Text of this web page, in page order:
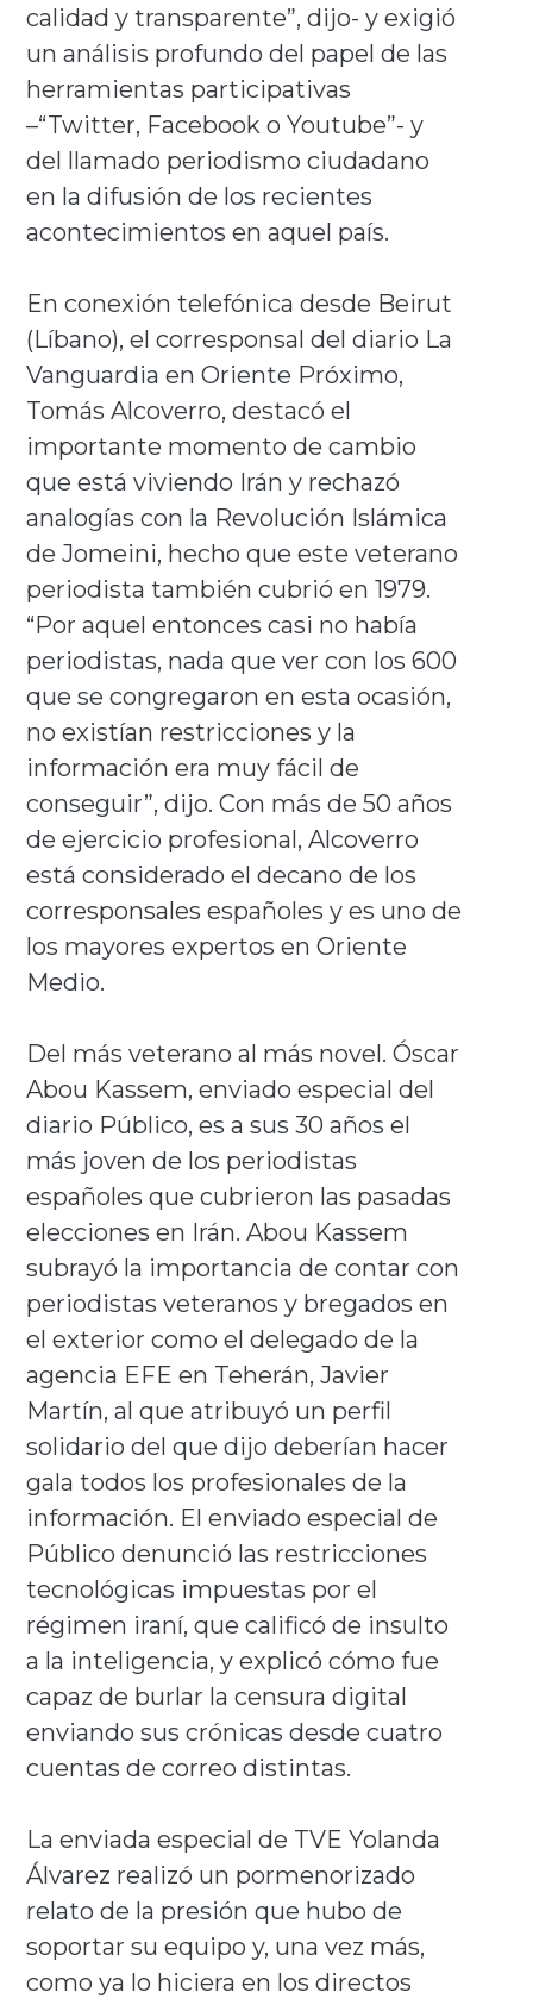
calidad y transparente”, dijo- y exigió
un análisis profundo del papel de las
herramientas participativas
–“Twitter, Facebook o Youtube”- y
del llamado periodismo ciudadano
en la difusión de los recientes
acontecimientos en aquel país.
En conexión telefónica desde Beirut
(Líbano), el corresponsal del diario La
Vanguardia en Oriente Próximo,
Tomás Alcoverro, destacó el
importante momento de cambio
que está viviendo Irán y rechazó
analogías con la Revolución Islámica
de Jomeini, hecho que este veterano
periodista también cubrió en 1979.
“Por aquel entonces casi no había
periodistas, nada que ver con los 600
que se congregaron en esta ocasión,
no existían restricciones y la
información era muy fácil de
conseguir”, dijo. Con más de 50 años
de ejercicio profesional, Alcoverro
está considerado el decano de los
corresponsales españoles y es uno de
los mayores expertos en Oriente
Medio.
Del más veterano al más novel. Óscar
Abou Kassem, enviado especial del
diario Público, es a sus 30 años el
más joven de los periodistas
españoles que cubrieron las pasadas
elecciones en Irán. Abou Kassem
subrayó la importancia de contar con
periodistas veteranos y bregados en
el exterior como el delegado de la
agencia EFE en Teherán, Javier
Martín, al que atribuyó un perfil
solidario del que dijo deberían hacer
gala todos los profesionales de la
información. El enviado especial de
Público denunció las restricciones
tecnológicas impuestas por el
régimen iraní, que calificó de insulto
a la inteligencia, y explicó cómo fue
capaz de burlar la censura digital
enviando sus crónicas desde cuatro
cuentas de correo distintas.
La enviada especial de TVE Yolanda
Álvarez realizó un pormenorizado
relato de la presión que hubo de
soportar su equipo y, una vez más,
como ya lo hiciera en los directos